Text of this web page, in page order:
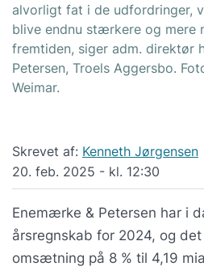
alvorligt fat i de udfordringer,
blive endnu stærkere og mere
fremtiden, siger adm. direktør
Petersen, Troels Aggersbo.
Weimar.
Skrevet af: Kenneth Jørgensen
20. feb. 2025 - kl. 12:30
Enemærke & Petersen har i
årsregnskab for 2024, og
omsætning på 8 % til 4,19